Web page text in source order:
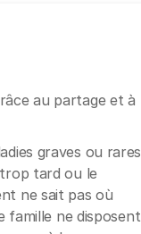
au partage et à
graves ou rares
tard ou le
ne sait pas où
famille ne disposent